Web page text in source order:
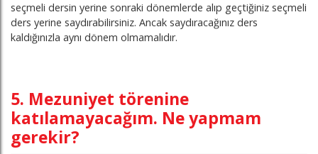
seçmeli dersin yerine sonraki dönemlerde alıp geçtiğiniz seçmeli
ders yerine saydırabilirsiniz. Ancak saydıracağınız ders
kaldığınızla aynı dönem olmamalıdır.
5. Mezuniyet törenine
katılamayacağım. Ne yapmam
gerekir?